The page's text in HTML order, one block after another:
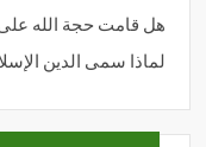
هل قامت حجة الله
لماذا سمى الدين